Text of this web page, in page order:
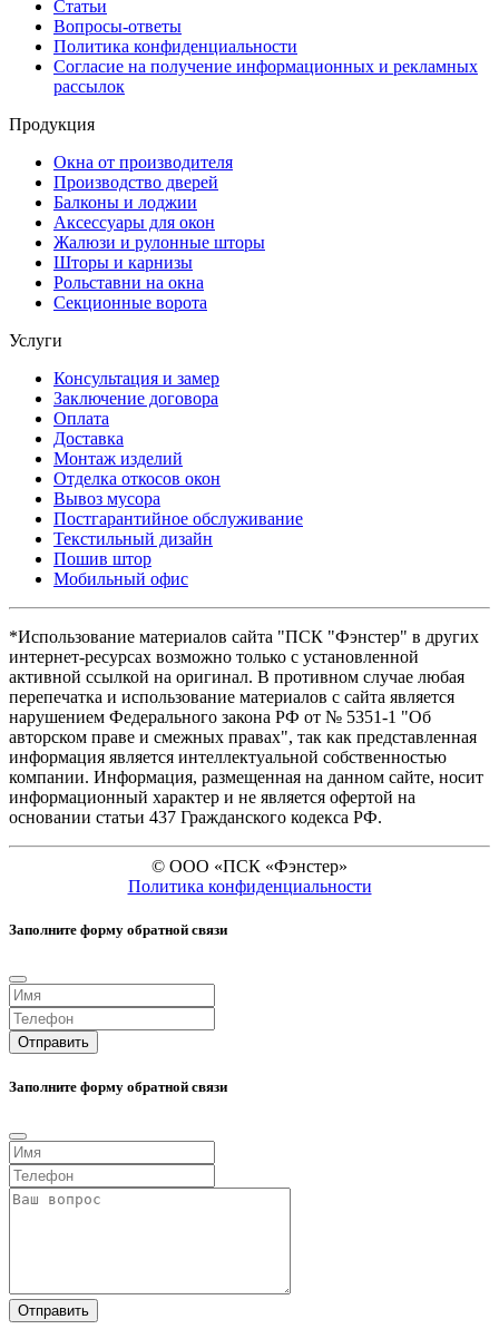
Статьи
Вопросы-ответы
Политика конфиденциальности
Согласие на получение информационных и рекламных
рассылок
Продукция
Окна от производителя
Производство дверей
Балконы и лоджии
Аксессуары для окон
Жалюзи и рулонные шторы
Шторы и карнизы
Рольставни на окна
Секционные ворота
Услуги
Консультация и замер
Заключение договора
Оплата
Доставка
Монтаж изделий
Отделка откосов окон
Вывоз мусора
Постгарантийное обслуживание
Текстильный дизайн
Пошив штор
Мобильный офис
*Использование материалов сайта "ПСК "Фэнстер" в других
интернет-ресурсах возможно только с установленной
активной ссылкой на оригинал. В противном случае любая
перепечатка и иcпользование материалов с сайта является
нарушением Федерального закона РФ от № 5351-1 "Об
авторском праве и смежных правах", так как представленная
информация является интеллектуальной собственностью
компании. Информация, размещенная на данном сайте, носит
информационный характер и не является офертой на
основании статьи 437 Гражданского кодекса РФ.
© ООО «ПСК «Фэнстер»
Политика конфиденциальности
Заполните форму обратной связи
Отправить
Заполните форму обратной связи
Отправить